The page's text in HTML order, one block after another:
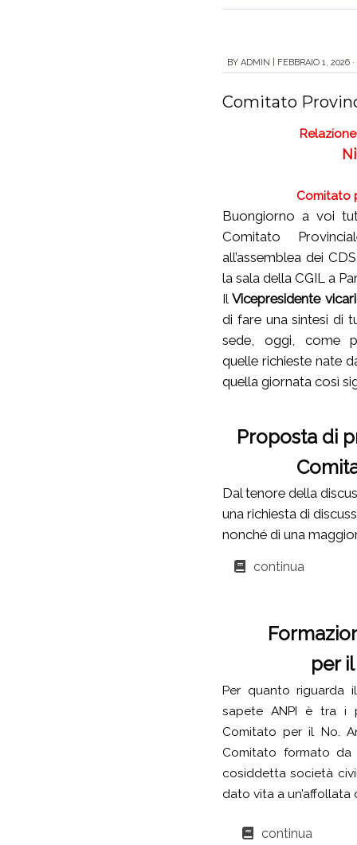
BY ADMIN FEBBRAIO 1, 2026 ·
Comitato
Comitato
Buongiorno a voi
Comitato
all’assemblea dei
la sala della CGIL a
IlVicepresidente
di fare una sintesi di
sede, oggi, come
quelle richieste nate
quella giornata così
Proposta di
Dal tenore della
una richiesta di
nonché di una
continua
per
Per quanto riguarda
sapete ANPI è tra i
Comitato per il No.
Comitato formato da
cosiddetta società
dato vita a
continua